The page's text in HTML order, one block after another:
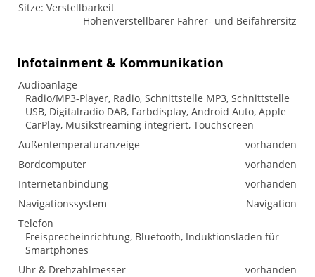
Sitze: Verstellbarkeit
Höhenverstellbarer Fahrer- und Beifahrersitz
Infotainment & Kommunikation
Audioanlage
Radio/MP3-Player, Radio, Schnittstelle MP3, Schnittstelle
USB, Digitalradio DAB, Farbdisplay, Android Auto, Apple
CarPlay, Musikstreaming integriert, Touchscreen
Außentemperaturanzeige
vorhanden
Bordcomputer
vorhanden
Internetanbindung
vorhanden
Navigationssystem
Navigation
Telefon
Freisprecheinrichtung, Bluetooth, Induktionsladen für
Smartphones
Uhr & Drehzahlmesser
vorhanden